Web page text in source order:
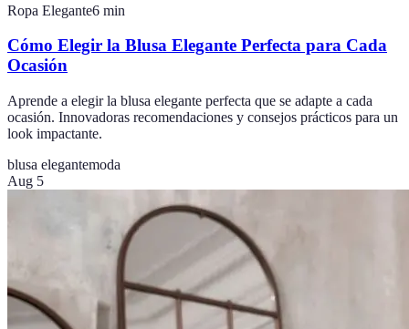
Ropa Elegante6 min
Cómo Elegir la Blusa Elegante Perfecta para Cada
Ocasión
Aprende a elegir la blusa elegante perfecta que se adapte a cada
ocasión. Innovadoras recomendaciones y consejos prácticos para un
look impactante.
blusa elegantemoda
Aug 5